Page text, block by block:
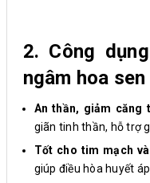
2. Công
ngâm hoa
An thần, giảm căng
giãn tinh thần, hỗ trợ
Tốt cho tim mạch
giúp điều hòa huyết